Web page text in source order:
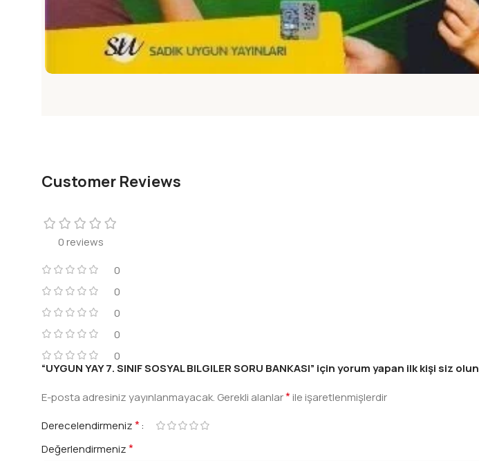
Customer Reviews
0 reviews
0
0
0
0
0
“UYGUN YAY 7. SINIF SOSYAL BILGILER SORU BANKASI” için yorum yapan ilk kişi siz olun
E-posta adresiniz yayınlanmayacak. Gerekli alanlar*ile işaretlenmişlerdir
Derecelendirmeniz*
Değerlendirmeniz*